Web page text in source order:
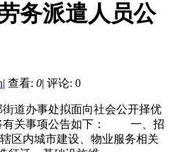
务派遣人员公
| 查看: 0| 评论: 0
办事处拟面向社会公开择优
有关事项公告如下： 一、招
内城市建设、物业服务相关